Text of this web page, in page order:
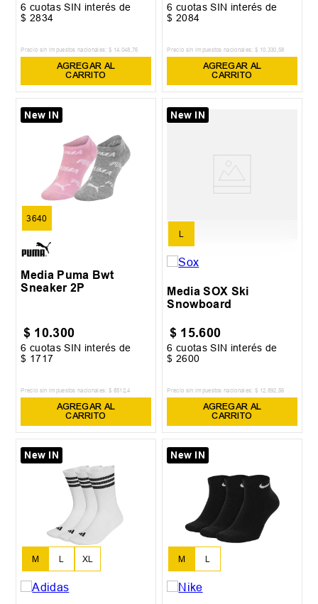
6 cuotas SIN interés de
$ 2834
Precio sin impuestos nacionales: $ 14 048 76
AGREGAR AL
CARRITO
6 cuotas SIN interés de
$ 2084
Precio sin impuestos nacionales: $ 10 330 58
AGREGAR AL
CARRITO
New IN
3640
Media Puma Bwt
Sneaker 2P
$ 10.300
6 cuotas SIN interés de
$ 1717
Precio sin impuestos nacionales: $ 8512,4
AGREGAR AL
CARRITO
New IN
L
Media SOX Ski
Snowboard
$ 15.600
6 cuotas SIN interés de
$ 2600
Precio sin impuestos nacionales: $ 12 892 56
AGREGAR AL
CARRITO
New IN
M L XL
New IN
M L